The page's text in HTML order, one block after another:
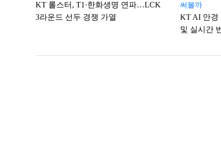
KT 롤스터, T1·한화생명 연파…LCK
3라운드 선두 경쟁 가열
써볼까
KT AI 안경
및 실시간